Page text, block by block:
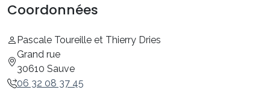
Coordonnées
Pascale Toureille et Thierry Dries
Grand rue
30610 Sauve
06 32 08 37 45